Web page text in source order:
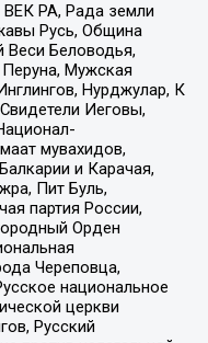
ВЕК РА, Рада земли
Русь, Община
Веси Беловодья,
Мужская
Нурджулар, К
Иеговы,
мувахидов,
и Карачая,
Пит Буль,
партия России,
Орден
Череповца,
национальное
церкви
Русский